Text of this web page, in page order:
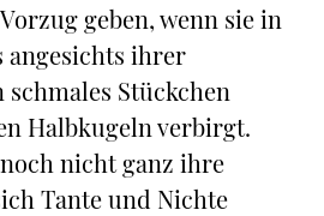
geben, wenn sie in
angesichts ihrer
Stückchen
Halbkugeln verbirgt.
nicht ganz ihre
Tante und Nichte